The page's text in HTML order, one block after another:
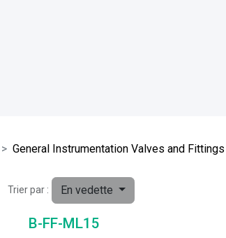
General Instrumentation Valves and Fittings
Trier par : En vedette
B-FF-ML15